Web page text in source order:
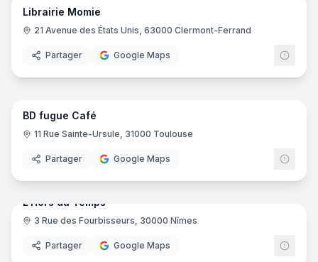
Librairie Momie
21 Avenue des États Unis, 63000 Clermont-Ferrand
Partager Google Maps
10
BD fugue Café
11 Rue Sainte-Ursule, 31000 Toulouse
Partager Google Maps
L'Hors du Temps
3 Rue des Fourbisseurs, 30000 Nîmes
Partager Google Maps